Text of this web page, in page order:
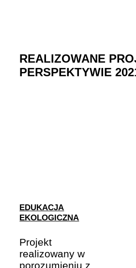
REALIZOWANE
PERSPEKTYWIE
EDUKACJA
EKOLOGICZNA
Projekt
realizowany w
porozumieniu z